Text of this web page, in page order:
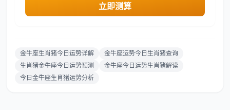
立即测算
金牛座生肖猪今日运势详解
金牛座运势今日生肖猪查询
生肖猪金牛座今日运势预测
金牛座今日运势生肖猪解读
今日金牛座生肖猪运势分析